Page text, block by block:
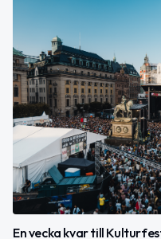
En vecka kvar till